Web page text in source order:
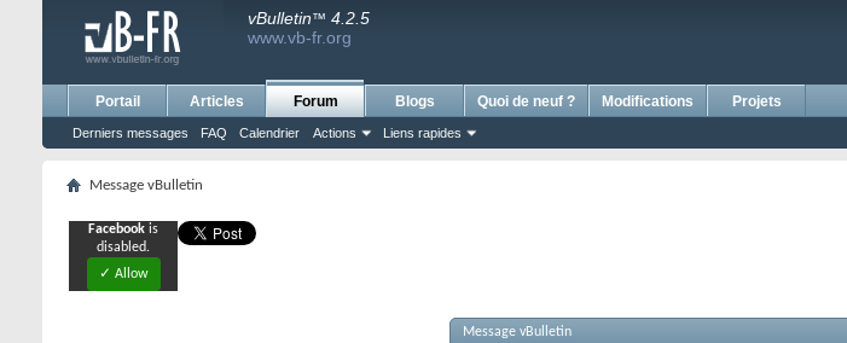
vBulletin™ 4.2.5
www.vb-fr.org
Portail Articles Forum
Derniers messages FAQ Calendrier Actions Liens rapides
Blogs Quoi de neuf ? Modifications Projets
Message vBulletin
Facebook is
disabled.
✓ Allow
Message vBulletin